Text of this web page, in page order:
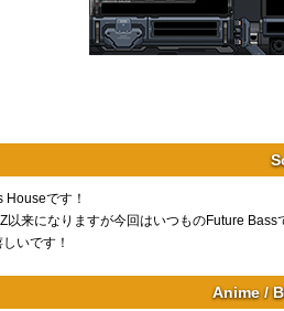
Houseです！
以来になりますが今回はいつものFuture
いです！
Anime /